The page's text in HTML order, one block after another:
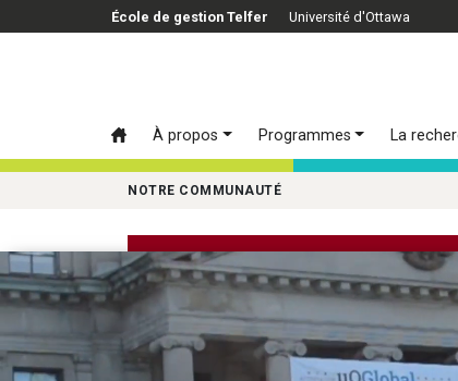
Passer au contenu principal
École de gestion Telfer Université d'Ottawa
À propos Programmes La
NOTRE COMMUNAUTÉ
Welcome to Telfer